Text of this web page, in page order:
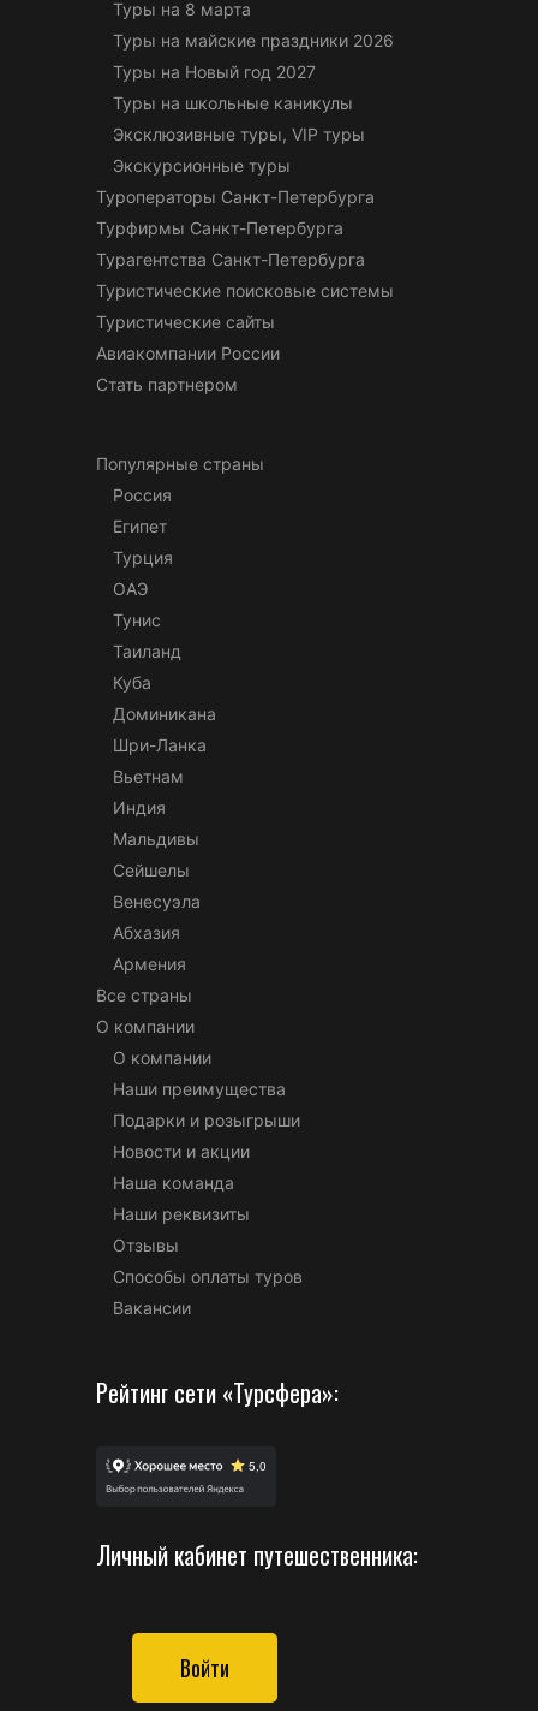
Туры на 8 марта
Туры на майские праздники 2026
Туры на Новый год 2027
Туры на школьные каникулы
Эксклюзивные туры, VIP туры
Экскурсионные туры
Туроператоры Санкт-Петербурга
Турфирмы Санкт-Петербурга
Турагентства Санкт-Петербурга
Туристические поисковые системы
Туристические сайты
Авиакомпании России
Стать партнером
Популярные страны
Россия
Египет
Турция
ОАЭ
Тунис
Таиланд
Куба
Доминикана
Шри-Ланка
Вьетнам
Индия
Мальдивы
Сейшелы
Венесуэла
Абхазия
Армения
Все страны
О компании
О компании
Наши преимущества
Подарки и розыгрыши
Новости и акции
Наша команда
Наши реквизиты
Отзывы
Способы оплаты туров
Вакансии
Рейтинг сети «Турсфера»:
Личный кабинет путешественника:
Войти